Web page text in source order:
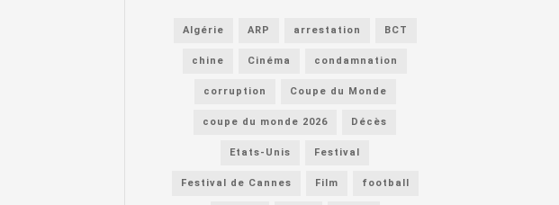
Algérie ARP arrestation BCT
chine Cinéma condamnation
corruption Coupe du Monde
coupe du monde 2026 Décès
Etats-Unis Festival
Festival de Cannes Film football